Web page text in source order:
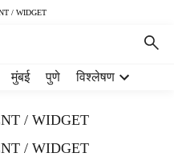
/ WIDGET
मुंबई पुणे विश्लेषण
/ WIDGET
/ WIDGET